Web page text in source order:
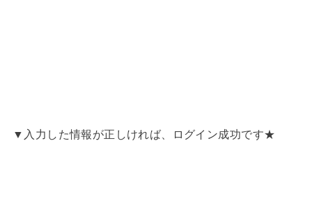
▼入力した情報が正しければ、ログイン成功です★